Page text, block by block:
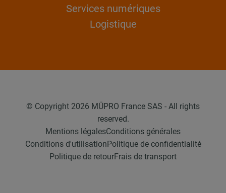
Services numériques
Logistique
© Copyright 2026 MÜPRO France SAS - All rights
reserved.
Mentions légalesConditions générales
Conditions d'utilisationPolitique de confidentialité
Politique de retourFrais de transport